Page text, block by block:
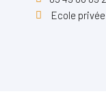
Ecole